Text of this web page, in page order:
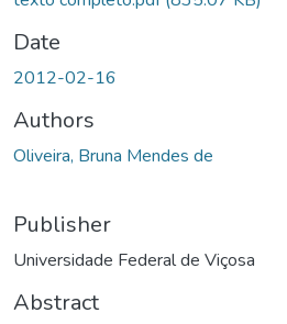
Date
2012-02-16
Authors
Oliveira, Bruna Mendes de
Publisher
Universidade Federal de Viçosa
Abstract